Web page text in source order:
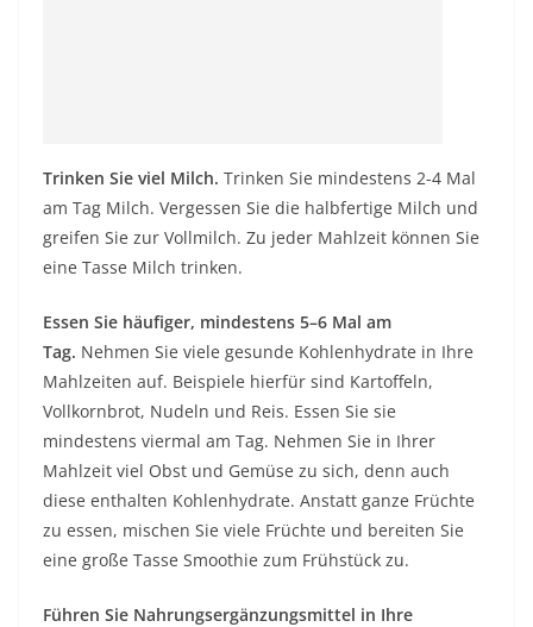
Trinken Sie viel Milch. Trinken Sie mindestens 2-4 Mal
am Tag Milch. Vergessen Sie die halbfertige Milch und
greifen Sie zur Vollmilch. Zu jeder Mahlzeit können Sie
eine Tasse Milch trinken.
Essen Sie häufiger, mindestens 5–6 Mal am
Tag. Nehmen Sie viele gesunde Kohlenhydrate in Ihre
Mahlzeiten auf. Beispiele hierfür sind Kartoffeln,
Vollkornbrot, Nudeln und Reis. Essen Sie sie
mindestens viermal am Tag. Nehmen Sie in Ihrer
Mahlzeit viel Obst und Gemüse zu sich, denn auch
diese enthalten Kohlenhydrate. Anstatt ganze Früchte
zu essen, mischen Sie viele Früchte und bereiten Sie
eine große Tasse Smoothie zum Frühstück zu.
Führen Sie Nahrungsergänzungsmittel in Ihre